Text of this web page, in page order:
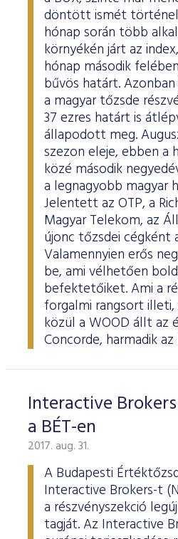
döntött ismét
hónap során több
környékén járt az
hónap második
bűvös határt.
a magyar tőzsde
37 ezres határt is
állapodott meg.
szezon eleje, ebben
közé második
a legnagyobb magyar
Jelentett az OTP, a
Magyar Telekom, az
újonc tőzsdei cégként
Valamennyien erős
be, ami vélhetően
befektetőiket. Ami a
forgalmi rangsort
közül a WOOD állt az
Concorde, harmadik
Interactive
a BÉT-en
2017. aug. 31.
A Budapesti
Interactive Brokers-t
a részvényszekció
tagját. Az Interactive